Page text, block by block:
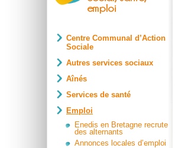
Centre Communal d’Action
Sociale
Autres services sociaux
Aînés
Services de santé
Emploi
Enedis en Bretagne recrute
des alternants
Annonces locales d’emploi